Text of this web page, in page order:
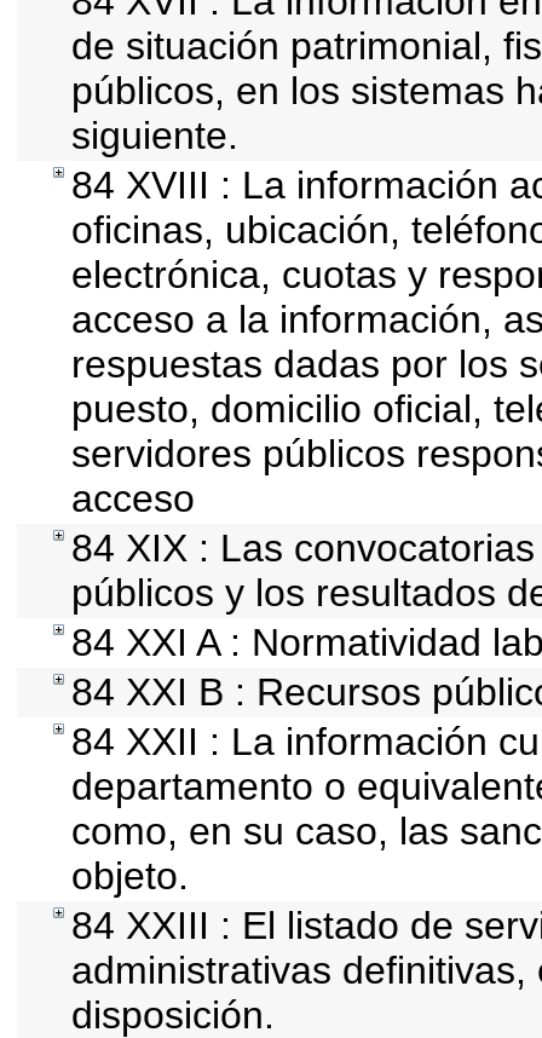
de situación patrimonial,
públicos, en los sistemas
siguiente.
84 XVIII : La información
oficinas, ubicación,
electrónica, cuotas y
acceso a la información,
respuestas dadas por los
puesto, domicilio oficial,
servidores públicos
acceso
84 XIX : Las
públicos y los resultados
84 XXI A : Normatividad
84 XXI B : Recursos
84 XXII : La información
departamento o
como, en su caso, las
objeto.
84 XXIII : El listado de
administrativas
disposición.